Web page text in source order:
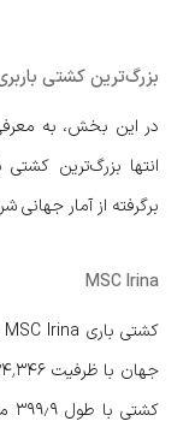
بزرگ‌ترین کشتی
در این بخش، به
انتها بزرگ‌ترین
برگرفته از آمار جهانی
MSC Irina